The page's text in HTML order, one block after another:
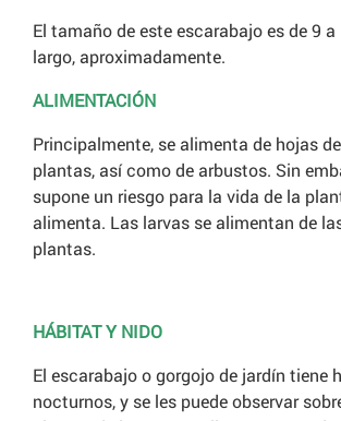
El tamaño de este escarabajo es de 9
largo, aproximadamente.
ALIMENTACIÓN
Principalmente, se alimenta de hojas
plantas, así como de arbustos. Sin
supone un riesgo para la vida de la
alimenta. Las larvas se alimentan de
plantas.
HÁBITAT Y NIDO
El escarabajo o gorgojo de jardín tiene
nocturnos, y se les puede observar